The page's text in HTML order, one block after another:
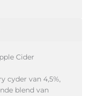
Cider
cyder van 4,5%,
blend van